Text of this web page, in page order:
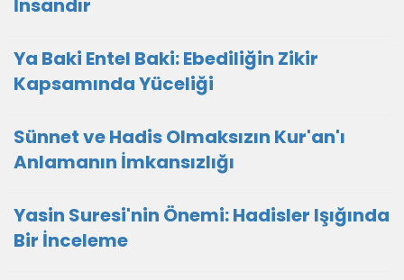
İnsandır
Ya Baki Entel Baki: Ebediliğin Zikir
Kapsamında Yüceliği
Sünnet ve Hadis Olmaksızın Kur'an'ı
Anlamanın İmkansızlığı
Yasin Suresi'nin Önemi: Hadisler Işığında
Bir İnceleme